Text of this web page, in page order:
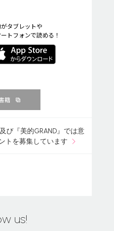
タブレットや
トフォンで読める！
籍
び『美的GRAND』では意
トを募集しています
us!